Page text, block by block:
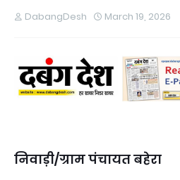
DabangDesh March 19, 2026
निवाड़ी/ग्राम पंचायत बहेरा